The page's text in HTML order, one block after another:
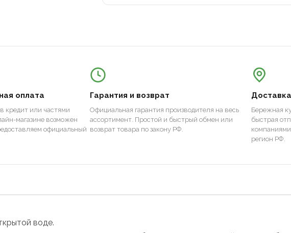
оплата
кредит или частями
магазине возможен
официальный
Гарантия и возврат
Официальная гарантия производителя на весь
ассортимент. Простой и быстрый обмен или
возврат товара по закону РФ.
Бережная
быстрая
регион РФ.
воде.